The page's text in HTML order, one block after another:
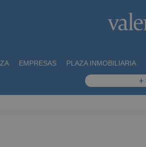
EMPRESAS PLAZA INMOBILIARIA
+